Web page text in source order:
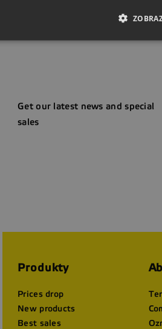
Showing 1-1 of 1 item(s)
Get our latest news and special
sales
Produkty
Prices drop
New products
Best sales